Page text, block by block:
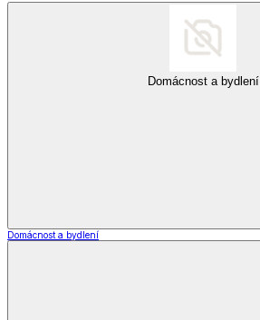
Domácnost a bydlení
Domácnost a bydlení